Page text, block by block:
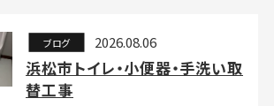
ブログ 2026.08.06
浜松市トイレ・小便器・手洗い取
替工事